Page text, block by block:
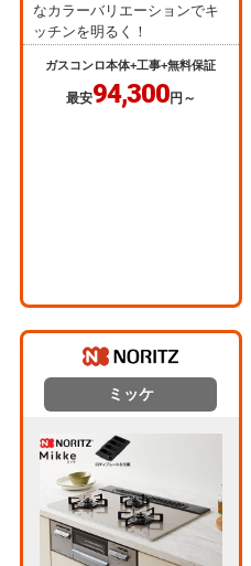
なカラーバリエーションでキ
ッチンを明るく！
ガスコンロ本体+工事+無料保証
最安94,300円～
ミッケ